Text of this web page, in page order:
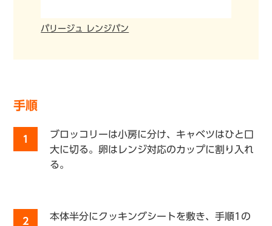
パリージュ レンジパン
手順
1
ブロッコリーは小房に分け、キャベツはひと口
大に切る。卵はレンジ対応のカップに割り入れ
る。
2
本体半分にクッキングシートを敷き、手順1の